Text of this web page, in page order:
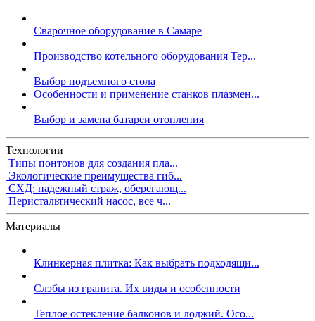
Сварочное оборудование в Самаре
Производство котельного оборудования Тер...
Выбор подъемного стола
Особенности и применение станков плазмен...
Выбор и замена батареи отопления
Технологии
Типы понтонов для создания пла...
Экологические преимущества гиб...
СХД: надежный страж, оберегающ...
Перистальтический насос, все ч...
Материалы
Клинкерная плитка: Как выбрать подходящи...
Слэбы из гранита. Их виды и особенности
Теплое остекление балконов и лоджий. Осо...